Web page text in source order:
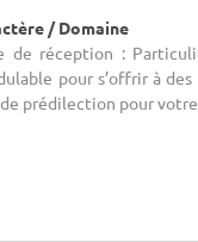
/ Domaine
de réception :
pour s’offrir à
prédilection pour